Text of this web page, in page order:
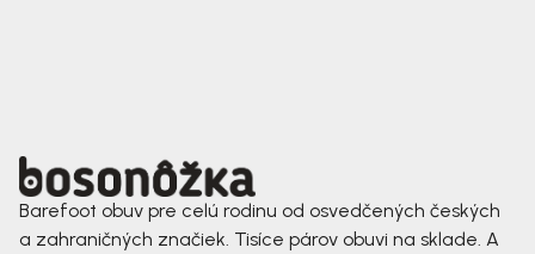
Barefoot obuv pre celú rodinu od osvedčených českých
a zahraničných značiek. Tisíce párov obuvi na sklade. A